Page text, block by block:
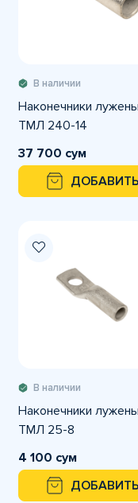
В наличии
Наконечники
ТМЛ 240-14
37 700 сум
ДОБАВИТЬ
В наличии
Наконечники
ТМЛ 25-8
4 100 сум
ДОБАВИТЬ